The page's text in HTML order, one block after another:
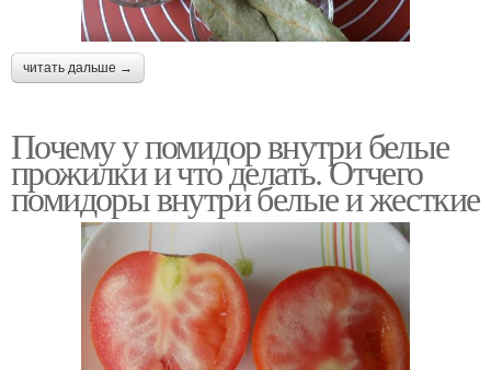
читать дальше →
Почему у помидор внутри белые
прожилки и что делать. Отчего
помидоры внутри белые и жесткие